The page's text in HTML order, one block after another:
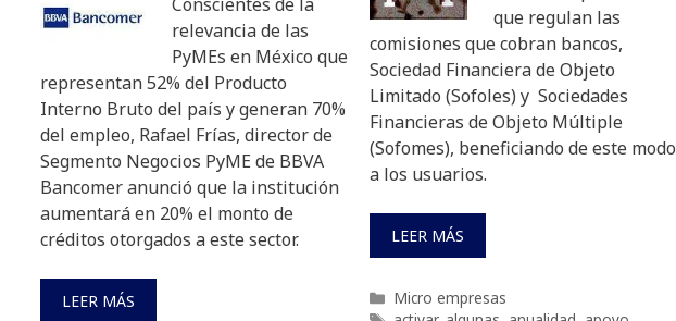
relevancia de las
PyMEs en México que
representan 52% del Producto
Interno Bruto del país y generan 70%
del empleo, Rafael Frías, director de
Segmento Negocios PyME de BBVA
Bancomer anunció que la institución
aumentará en 20% el monto de
créditos otorgados a este sector.
LEER MÁS
que regulan las
comisiones que cobran bancos,
Sociedad Financiera de Objeto
Limitado (Sofoles) y Sociedades
Financieras de Objeto Múltiple
(Sofomes), beneficiando de este modo
a los usuarios.
LEER MÁS
Categorías
Micro empresas